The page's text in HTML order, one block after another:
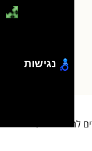
לתלמידי העולם
נגישות